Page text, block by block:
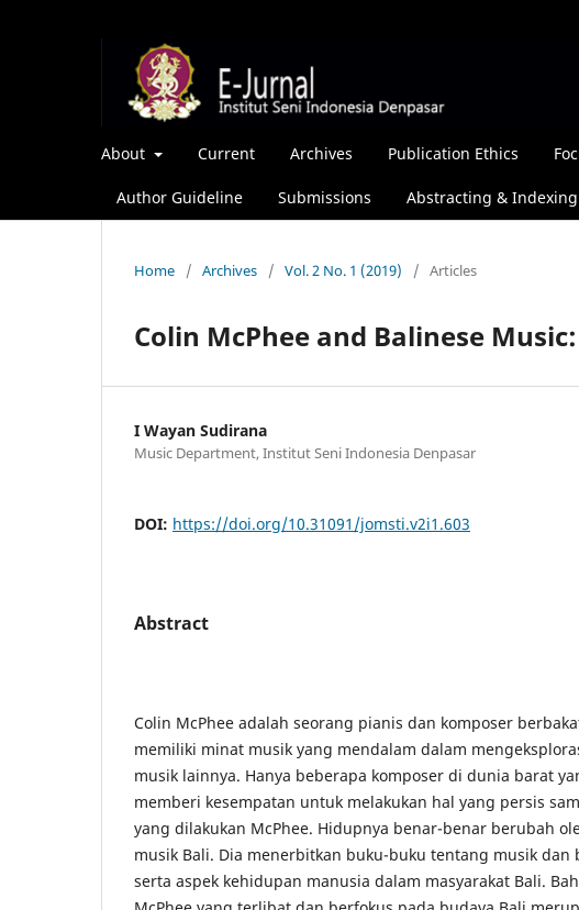
About Current Archives Publication Ethics
Author Guideline Submissions Abstracting & Indexing
Home / Archives / Vol. 2 No. 1 (2019) / Articles
Colin McPhee and Balinese
I Wayan Sudirana
Music Department, Institut Seni Indonesia Denpasar
DOI: https://doi.org/10.31091/jomsti.v2i1.603
Abstract
Colin McPhee adalah seorang pianis dan komposer
memiliki minat musik yang mendalam dalam
musik lainnya. Hanya beberapa komposer di dunia barat
memberi kesempatan untuk melakukan hal yang persis
yang dilakukan McPhee. Hidupnya benar-benar berubah
musik Bali. Dia menerbitkan buku-buku tentang musik dan
serta aspek kehidupan manusia dalam masyarakat Bali.